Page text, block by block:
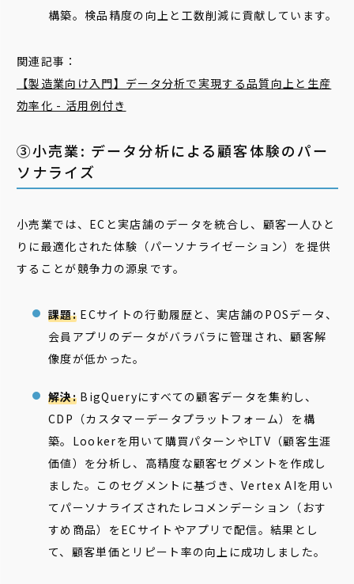
構築。検品精度の向上と工数削減に貢献しています。
関連記事：
【製造業向け入門】データ分析で実現する品質向上と生産
効率化 - 活用例付き
③小売業: データ分析による顧客体験のパー
ソナライズ
小売業では、ECと実店舗のデータを統合し、顧客一人ひと
りに最適化された体験（パーソナライゼーション）を提供
することが競争力の源泉です。
課題:ECサイトの行動履歴と、実店舗のPOSデータ、
会員アプリのデータがバラバラに管理され、顧客解
像度が低かった。
解決:BigQueryにすべての顧客データを集約し、
CDP（カスタマーデータプラットフォーム）を構
築。Lookerを用いて購買パターンやLTV（顧客生涯
価値）を分析し、高精度な顧客セグメントを作成し
ました。このセグメントに基づき、Vertex AIを用い
てパーソナライズされたレコメンデーション（おす
すめ商品）をECサイトやアプリで配信。結果とし
て、顧客単価とリピート率の向上に成功しました。